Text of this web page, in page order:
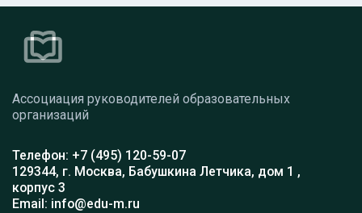
Ассоциация руководителей образовательных
организаций
Телефон: +7 (495) 120-59-07
129344, г. Москва, Бабушкина Летчика, дом 1 ,
корпус 3
Email: info@edu-m.ru